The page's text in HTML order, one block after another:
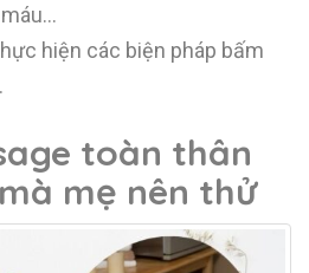
hiện các biện pháp bấm
toàn thân
mẹ nên thử